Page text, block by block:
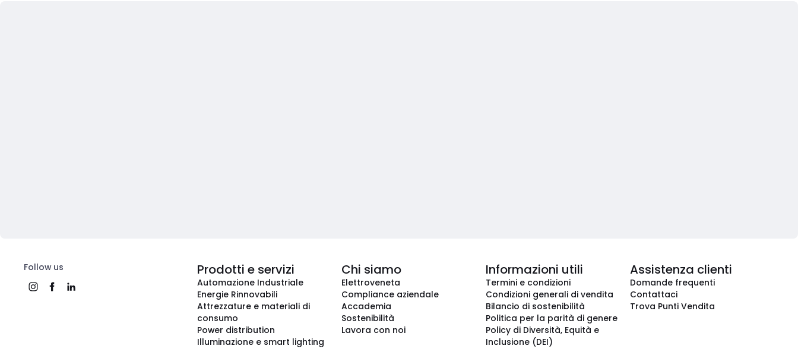
Follow us Prodotti e servizi
Automazione Industriale
Energie Rinnovabili
Attrezzature e materiali di
consumo
Power distribution
Illuminazione e smart lighting
Chi siamo
Elettroveneta
Compliance aziendale
Accademia
Sostenibilità
Lavora con noi
Informazioni utili
Termini e condizioni
Condizioni generali di vendita
Bilancio di sostenibilità
Politica per la parità di genere
Policy di Diversità, Equità e
Inclusione (DEI)
Assistenza clienti
Domande frequenti
Contattaci
Trova Punti Vendita